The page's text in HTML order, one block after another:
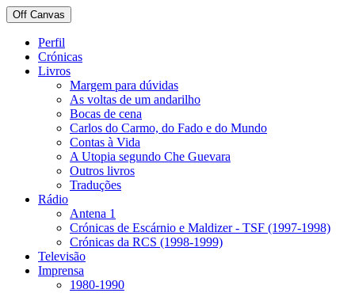
Off Canvas
Perfil
Crónicas
Livros
Margem para dúvidas
As voltas de um andarilho
Bocas de cena
Carlos do Carmo, do Fado e do Mundo
Contas à Vida
A Utopia segundo Che Guevara
Outros livros
Traduções
Rádio
Antena 1
Crónicas de Escárnio e Maldizer - TSF (1997-1998)
Crónicas da RCS (1998-1999)
Televisão
Imprensa
1980-1990